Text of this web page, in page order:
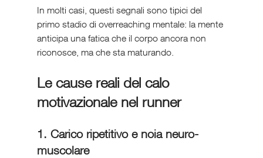
In molti casi, questi segnali sono tipici del
primo stadio di overreaching mentale: la mente
anticipa una fatica che il corpo ancora non
riconosce, ma che sta maturando.
Le cause reali del calo
motivazionale nel runner
1. Carico ripetitivo e noia neuro-
muscolare